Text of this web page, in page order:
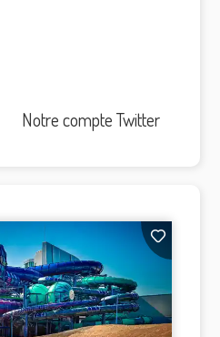
Notre compte Twitter